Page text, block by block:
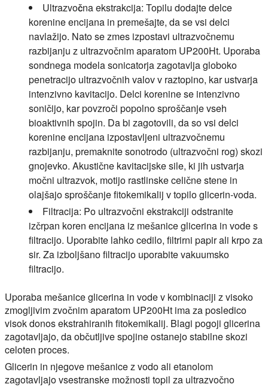
Ultrazvočna ekstrakcija: Topilu dodajte delce
korenine encijana in premešajte, da se vsi delci
navlažijo. Nato se zmes izpostavi ultrazvočnemu
razbijanju z ultrazvočnim aparatom UP200Ht. Uporaba
sondnega modela sonicatorja zagotavlja globoko
penetracijo ultrazvočnih valov v raztopino, kar ustvarja
intenzivno kavitacijo. Delci korenine se intenzivno
soničijo, kar povzroči popolno sproščanje vseh
bioaktivnih spojin. Da bi zagotovili, da so vsi delci
korenine encijana izpostavljeni ultrazvočnemu
razbijanju, premaknite sonotrodo (ultrazvočni rog) skozi
gnojevko. Akustične kavitacijske sile, ki jih ustvarja
močni ultrazvok, motijo rastlinske celične stene in
olajšajo sproščanje fitokemikalij v topilo glicerin-voda.
Filtracija: Po ultrazvočni ekstrakciji odstranite
izčrpan koren encijana iz mešanice glicerina in vode s
filtracijo. Uporabite lahko cedilo, filtrirni papir ali krpo za
sir. Za izboljšano filtracijo uporabite vakuumsko
filtracijo.
Uporaba mešanice glicerina in vode v kombinaciji z visoko
zmogljivim zvočnim aparatom UP200Ht ima za posledico
visok donos ekstrahiranih fitokemikalij. Blagi pogoji glicerina
zagotavljajo, da občutljive spojine ostanejo stabilne skozi
celoten proces.
Glicerin in njegove mešanice z vodo ali etanolom
zagotavljajo vsestranske možnosti topil za ultrazvočno